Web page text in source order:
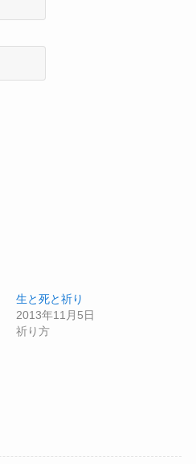
生と死と祈り
2013年11月5日
祈り方